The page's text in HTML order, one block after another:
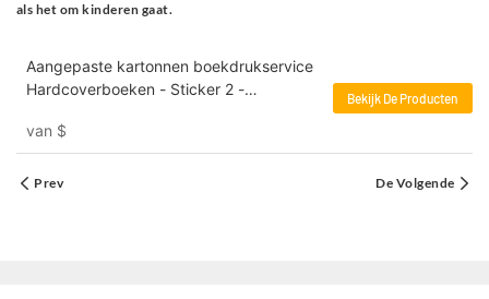
als het om kinderen gaat.
Aangepaste kartonnen boekdrukservice
Hardcoverboeken - Sticker 2 -
van $
Bekijk De Producten
Prev De Volgende